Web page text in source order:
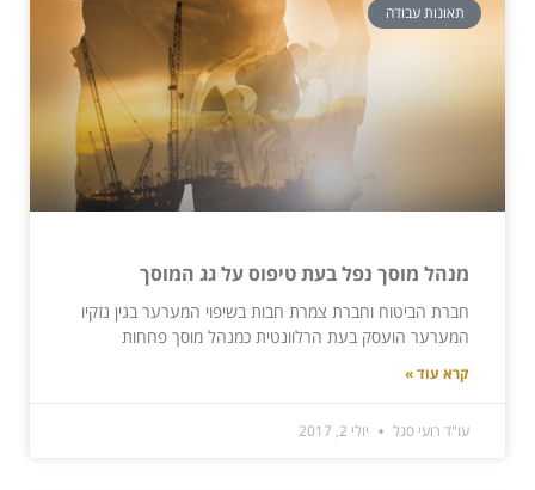
תאונות עבודה
מנהל מוסך נפל בעת טיפוס על גג המוסך
חברת הביטוח וחברת צמרת חבות בשיפוי המערער בגין נזקיו
המערער הועסק בעת הרלוונטית כמנהל מוסך פחחות
קרא עוד »
עו"ד רועי סגל יולי 2, 2017